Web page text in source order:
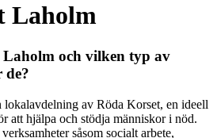
Laholm
och vilken typ av
de?
av Röda Korset, en ideell
att hjälpa och stödja människor i nöd.
såsom socialt arbete,